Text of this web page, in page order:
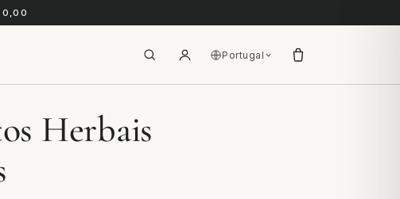
Portugal
Herbais